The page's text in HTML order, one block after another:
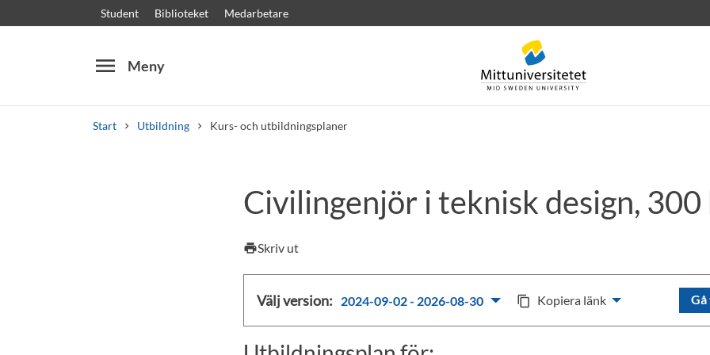
Student Biblioteket Medarbetare
menu Meny
Start Utbildning Kurs- och utbildningsplaner
Kursplaner Välkomstbrev Personal Lediga jobb
Civilingenjör i teknisk design, 300
printSkriv ut
Välj version: 2024-09-02 - 2026-08-30 content_copy Kopiera länk